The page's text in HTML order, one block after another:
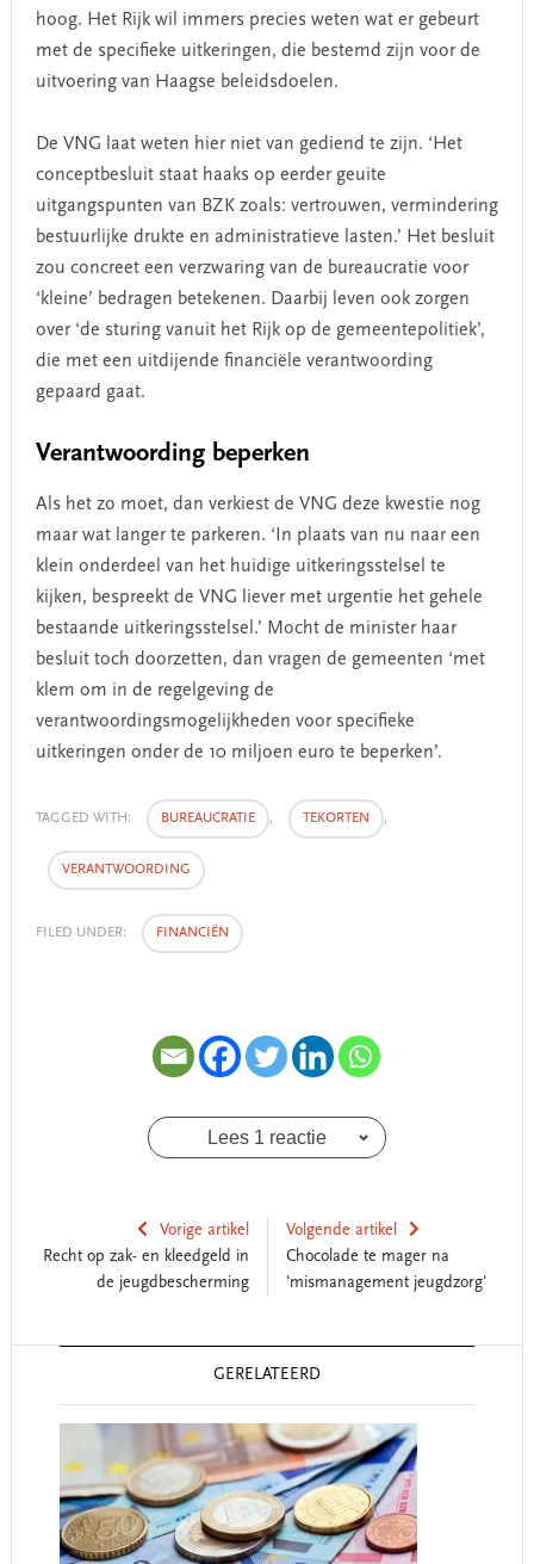
hoog. Het Rijk wil immers precies weten wat er gebeurt
met de specifieke uitkeringen, die bestemd zijn voor de
uitvoering van Haagse beleidsdoelen.
De VNG laat weten hier niet van gediend te zijn. ‘Het
conceptbesluit staat haaks op eerder geuite
uitgangspunten van BZK zoals: vertrouwen, vermindering
bestuurlijke drukte en administratieve lasten.’ Het besluit
zou concreet een verzwaring van de bureaucratie voor
‘kleine’ bedragen betekenen. Daarbij leven ook zorgen
over ‘de sturing vanuit het Rijk op de gemeentepolitiek’,
die met een uitdijende financiële verantwoording
gepaard gaat.
Verantwoording beperken
Als het zo moet, dan verkiest de VNG deze kwestie nog
maar wat langer te parkeren. ‘In plaats van nu naar een
klein onderdeel van het huidige uitkeringsstelsel te
kijken, bespreekt de VNG liever met urgentie het gehele
bestaande uitkeringsstelsel.’ Mocht de minister haar
besluit toch doorzetten, dan vragen de gemeenten ‘met
klem om in de regelgeving de
verantwoordingsmogelijkheden voor specifieke
uitkeringen onder de 10 miljoen euro te beperken’.
TAGGED WITH: BUREAUCRATIE , TEKORTEN ,
VERANTWOORDING
FILED UNDER: FINANCIËN
Lees 1 reactie
Vorige artikel
Recht op zak- en kleedgeld in
de jeugdbescherming
Volgende artikel
Chocolade te mager na
'mismanagement jeugdzorg'
GERELATEERD